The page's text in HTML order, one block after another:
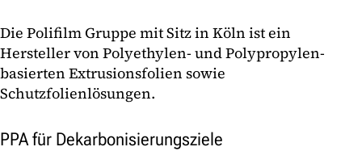
Die Polifilm Gruppe mit Sitz in Köln ist ein
Hersteller von Polyethylen- und Polypropylen-
basierten Extrusionsfolien sowie
Schutzfolienlösungen.
PPA für Dekarbonisierungsziele